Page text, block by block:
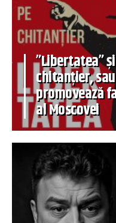
”Libertatea”
chitanțier,
promovează
al Moscovei